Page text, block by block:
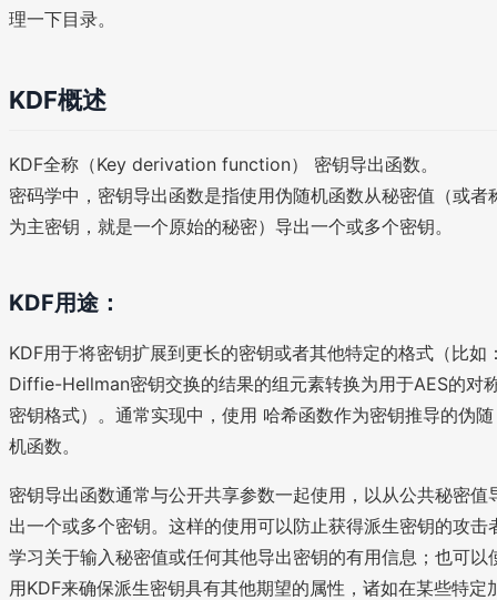
理一下目录。
KDF概述
KDF全称（Key derivation function） 密钥导出函数。
密码学中，密钥导出函数是指使用伪随机函数从秘密值（或者
为主密钥，就是一个原始的秘密）导出一个或多个密钥。
KDF用途：
KDF用于将密钥扩展到更长的密钥或者其他特定的格式（比如
Diffie-Hellman密钥交换的结果的组元素转换为用于AES的对
密钥格式）。通常实现中，使用 哈希函数作为密钥推导的伪随
机函数。
密钥导出函数通常与公开共享参数一起使用，以从公共秘密值
出一个或多个密钥。这样的使用可以防止获得派生密钥的攻击
学习关于输入秘密值或任何其他导出密钥的有用信息；也可以
用KDF来确保派生密钥具有其他期望的属性，诸如在某些特定